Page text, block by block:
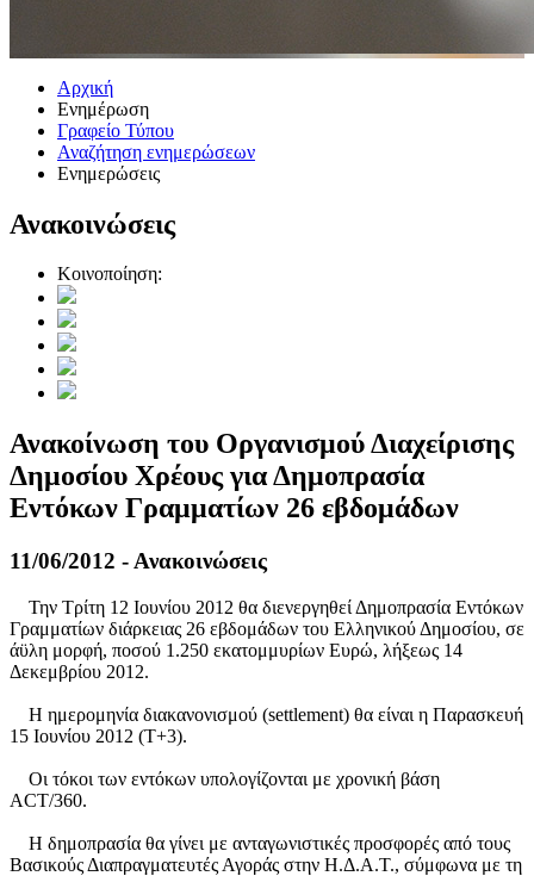
Αρχική
Ενημέρωση
Γραφείο Τύπου
Αναζήτηση ενημερώσεων
Ενημερώσεις
Ανακοινώσεις
Κοινοποίηση:
Ανακοίνωση του Οργανισμού Διαχείρισης
Δημοσίου Χρέους για Δημοπρασία
Εντόκων Γραμματίων 26 εβδομάδων
11/06/2012 - Ανακοινώσεις
Την Τρίτη 12 Ιουνίου 2012 θα διενεργηθεί Δημοπρασία Εντόκων
Γραμματίων διάρκειας 26 εβδομάδων του Ελληνικού Δημοσίου, σε
άϋλη μορφή, ποσού 1.250 εκατομμυρίων Ευρώ, λήξεως 14
Δεκεμβρίου 2012.
Η ημερομηνία διακανονισμού (settlement) θα είναι η Παρασκευή
15 Ιουνίου 2012 (Τ+3).
Οι τόκοι των εντόκων υπολογίζονται με χρονική βάση
ACT/360.
Η δημοπρασία θα γίνει με ανταγωνιστικές προσφορές από τους
Βασικούς Διαπραγματευτές Αγοράς στην Η.Δ.Α.Τ., σύμφωνα με τη